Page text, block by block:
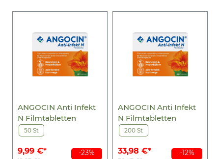
-23%
ANGOCIN Anti Infekt
N Filmtabletten
50 St
9,99 €* -12%
ANGOCIN Anti Infekt
N Filmtabletten
200 St
33,98 €*